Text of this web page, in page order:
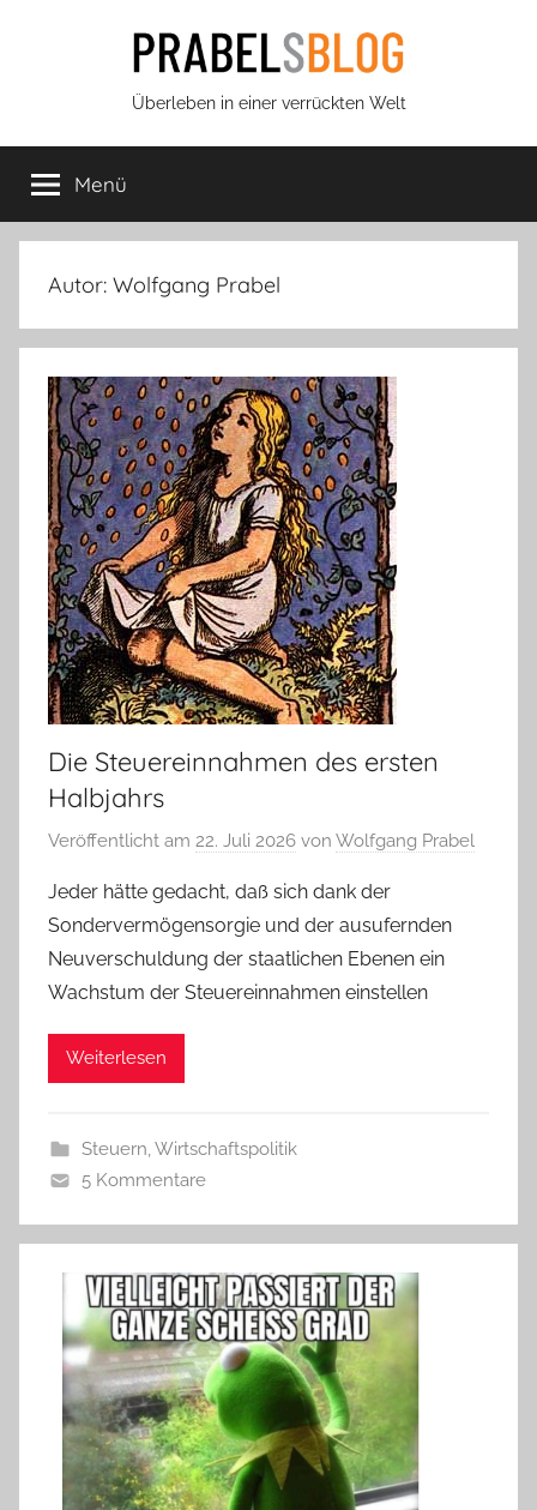
Prabels
Blog
Überleben in einer verrückten Welt
Menü
Autor: Wolfgang Prabel
Die Steuereinnahmen des ersten
Halbjahrs
Veröffentlicht am 22. Juli 2026 von Wolfgang Prabel
Jeder hätte gedacht, daß sich dank der
Sondervermögensorgie und der ausufernden
Neuverschuldung der staatlichen Ebenen ein
Wachstum der Steuereinnahmen einstellen
Weiterlesen
Steuern,Wirtschaftspolitik
5 Kommentare